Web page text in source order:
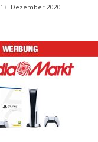
13. Dezember 2020